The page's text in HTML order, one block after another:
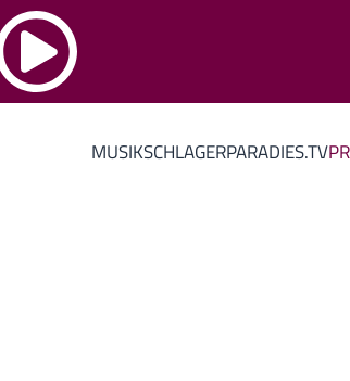
MUSIKSCHLAGERPARADIES.TV